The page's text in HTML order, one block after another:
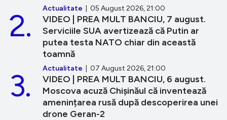
Actualitate | 05 August 2026, 21:00
VIDEO | PREA MULT BANCIU, 7 august.
Serviciile SUA avertizează că Putin ar
putea testa NATO chiar din această
toamnă
Actualitate | 07 August 2026, 21:00
2.
VIDEO | PREA MULT BANCIU, 6 august.
Moscova acuză Chișinăul că inventează
amenințarea rusă după descoperirea unei
drone Geran-2
3.